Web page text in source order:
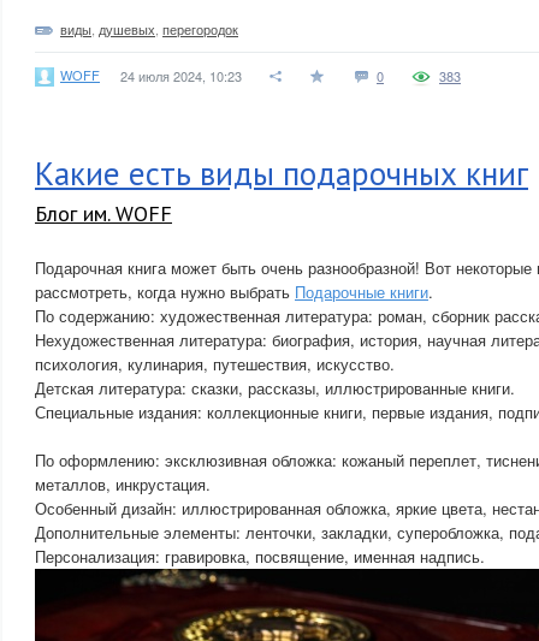
виды душевых перегородок
WOFF 24 июля 2024, 10:23 0 383
Какие есть виды подарочных книг
Блог им. WOFF
Подарочная книга может быть очень разнообразной! Вот некоторые
рассмотреть, когда нужно выбрать Подарочные книги.
По содержанию: художественная литература: роман, сборник
Нехудожественная литература: биография, история, научная
психология, кулинария, путешествия, искусство.
Детская литература: сказки, рассказы, иллюстрированные книги.
Специальные издания: коллекционные книги, первые издания,
По оформлению: эксклюзивная обложка: кожаный переплет,
металлов, инкрустация.
Особенный дизайн: иллюстрированная обложка, яркие цвета,
Дополнительные элементы: ленточки, закладки, суперобложка,
Персонализация: гравировка, посвящение, именная надпись.